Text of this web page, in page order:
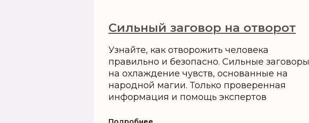
Сильный заговор на отворот
Узнайте, как отворожить человека
правильно и безопасно. Сильные заговоры
на охлаждение чувств, основанные на
народной магии. Только проверенная
информация и помощь экспертов